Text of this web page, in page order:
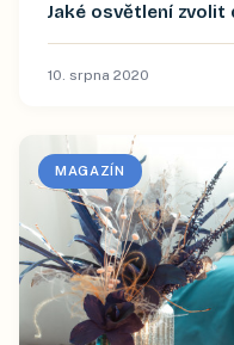
Jaké osvětlení zvolit
10. srpna 2020
MAGAZÍN